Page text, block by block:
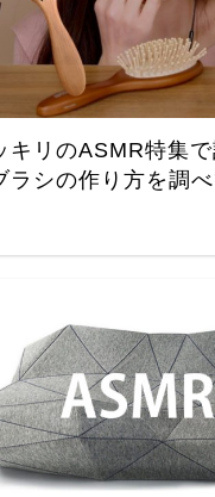
キリのASMR特集
ラシの作り方を調